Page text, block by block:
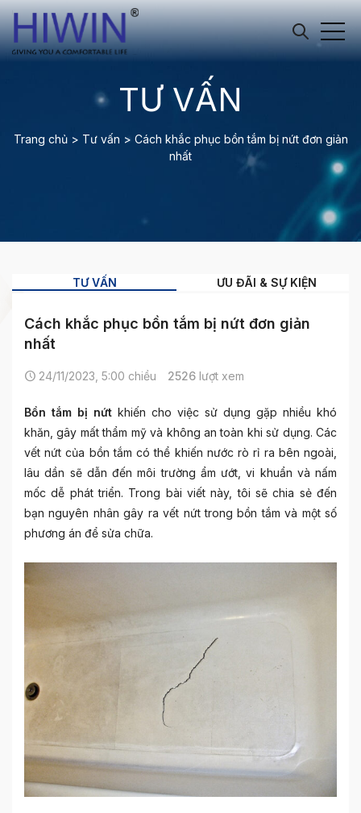
TƯ VẤN
Trang chủ> Tư vấn > Cách khắc phục bồn tắm bị nứt đơn giản
nhất
TƯ VẤN ƯU ĐÃI & SỰ KIỆN
Cách khắc phục bồn tắm bị nứt đơn giản
nhất
24/11/2023, 5:00 chiều 2526 lượt xem
Bồn tắm bị nứt khiến cho việc sử dụng gặp nhiều khó
khăn, gây mất thẩm mỹ và không an toàn khi sử dụng. Các
vết nứt của bồn tắm có thể khiến nước rò rỉ ra bên ngoài,
lâu dần sẽ dẫn đến môi trường ẩm ướt, vi khuẩn và nấm
mốc dễ phát triển. Trong bài viết này, tôi sẽ chia sẻ đến
bạn nguyên nhân gây ra vết nứt trong bồn tắm và một số
phương án để sửa chữa.